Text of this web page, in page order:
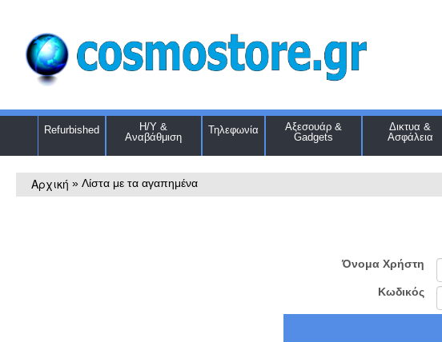
Refurbished
Η/Υ &
Αναβάθμιση
Τηλεφωνία
Αξεσουάρ &
Gadgets
Δικτυα &
Ασφάλεια
Αρχική » Λίστα με τα αγαπημένα
Όνομα Χρήστη
Κωδικός